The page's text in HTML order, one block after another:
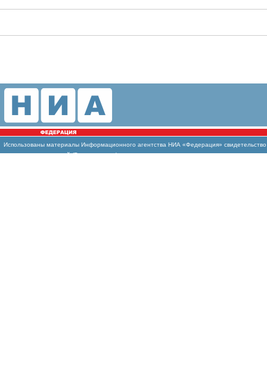
Использованы материалы Информационного агентства НИА «Федерация»
массовых коммуникаций (Роскомнадзор)